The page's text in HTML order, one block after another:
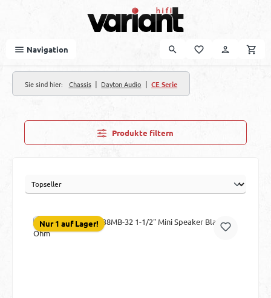
Navigation
Sie sind hier: Chassis | Dayton Audio | CE Serie
Produkte filtern
Nur 1 auf Lager!